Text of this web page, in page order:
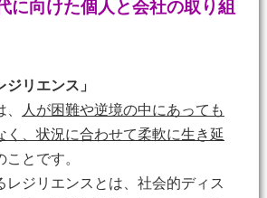
に向けた個人と会社の取り組
ジリエンス」
人が困難や逆境の中にあっても
く、状況に合わせて柔軟に生き延
ことです。
ジリエンスとは、社会的ディス